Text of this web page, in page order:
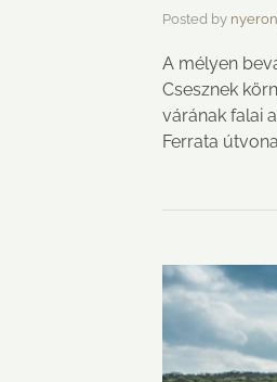
Posted by
A mélyen
Csesznek
várának falai
Ferrata